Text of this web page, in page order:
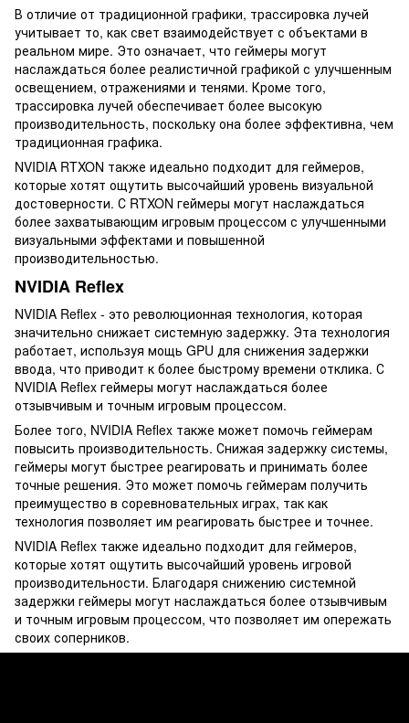
В отличие от традиционной графики, трассировка лучей
учитывает то, как свет взаимодействует с объектами в
реальном мире. Это означает, что геймеры могут
наслаждаться более реалистичной графикой с улучшенным
освещением, отражениями и тенями. Кроме того,
трассировка лучей обеспечивает более высокую
производительность, поскольку она более эффективна, чем
традиционная графика.
NVIDIA RTXON также идеально подходит для геймеров,
которые хотят ощутить высочайший уровень визуальной
достоверности. С RTXON геймеры могут наслаждаться
более захватывающим игровым процессом с улучшенными
визуальными эффектами и повышенной
производительностью.
NVIDIA Reflex
NVIDIA Reflex - это революционная технология, которая
значительно снижает системную задержку. Эта технология
работает, используя мощь GPU для снижения задержки
ввода, что приводит к более быстрому времени отклика. С
NVIDIA Reflex геймеры могут наслаждаться более
отзывчивым и точным игровым процессом.
Более того, NVIDIA Reflex также может помочь геймерам
повысить производительность. Снижая задержку системы,
геймеры могут быстрее реагировать и принимать более
точные решения. Это может помочь геймерам получить
преимущество в соревновательных играх, так как
технология позволяет им реагировать быстрее и точнее.
NVIDIA Reflex также идеально подходит для геймеров,
которые хотят ощутить высочайший уровень игровой
производительности. Благодаря снижению системной
задержки геймеры могут наслаждаться более отзывчивым
и точным игровым процессом, что позволяет им опережать
своих соперников.